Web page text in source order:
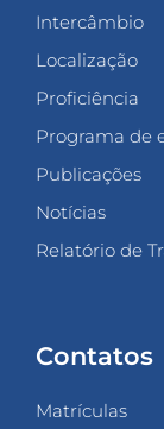
Intercâmbio
Localização
Proficiência
Programa de
Publicações
Notícias
Relatório de
Contatos
Matrículas